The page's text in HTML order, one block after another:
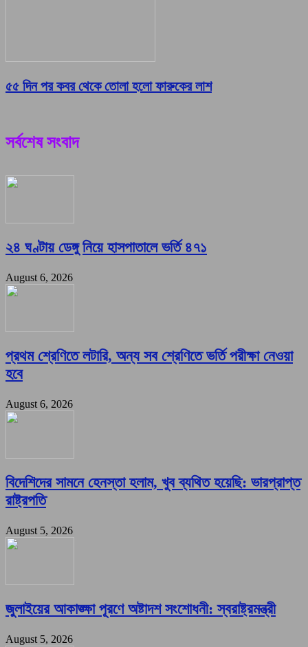
৫৫ দিন পর কবর থেকে তোলা হলো ফারুকের লাশ
সর্বশেষ সংবাদ
২৪ ঘণ্টায় ডেঙ্গু নিয়ে হাসপাতালে ভর্তি ৪৭১
August 6, 2026
প্রথম শ্রেণিতে লটারি, অন্য সব শ্রেণিতে ভর্তি পরীক্ষা নেওয়া
হবে
August 6, 2026
বিদেশিদের সামনে হেনস্তা হলাম, খুব ব্যথিত হয়েছি: ভারপ্রাপ্ত
রাষ্ট্রপতি
August 5, 2026
জুলাইয়ের আকাঙ্ক্ষা পূরণে অষ্টাদশ সংশোধনী: স্বরাষ্ট্রমন্ত্রী
August 5, 2026